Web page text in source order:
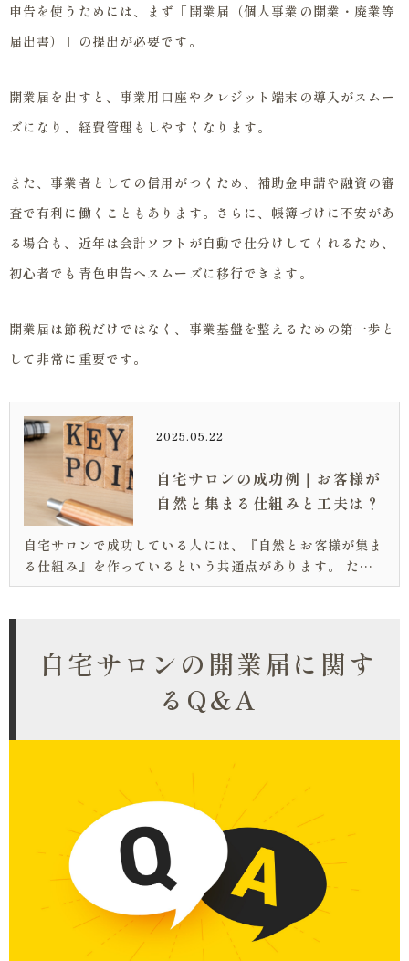
申告を使うためには、まず「開業届（個人事業の開業・廃業等
届出書）」の提出が必要です。
開業届を出すと、事業用口座やクレジット端末の導入がスムー
ズになり、経費管理もしやすくなります。
また、事業者としての信用がつくため、補助金申請や融資の審
査で有利に働くこともあります。さらに、帳簿づけに不安があ
る場合も、近年は会計ソフトが自動で仕分けしてくれるため、
初心者でも青色申告へスムーズに移行できます。
開業届は節税だけではなく、事業基盤を整えるための第一歩と
して非常に重要です。
2025.05.22
自宅サロンの成功例｜お客様が
自然と集まる仕組みと工夫は？
自宅サロンで成功している人には、『自然とお客様が集ま
る仕組み』を作っているという共通点があります。 ただ
技術があるだけでは続かず、リピートや紹介につながる工
自宅サロンの開業届に関す
るQ&A